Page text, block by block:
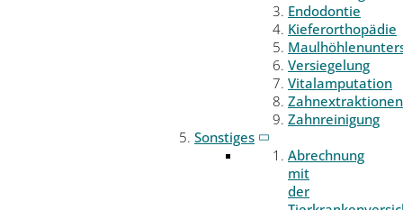
Endodontie
Kieferorthopädie
Versiegelung
Vitalamputation
Zahnextraktionen
Zahnreinigung
Sonstiges
Abrechnung
mit
der